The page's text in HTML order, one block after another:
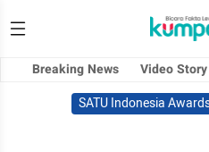
Breaking News Video Story
SATU Indonesia